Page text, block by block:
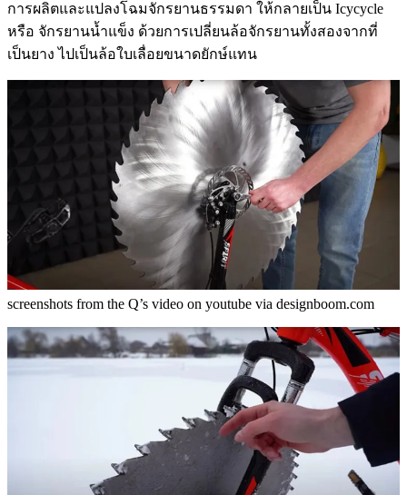
การผลิตและแปลงโฉมจักรยานธรรมดา ให้กลายเป็น Icycycle
หรือ จักรยานน้ำแข็ง ด้วยการเปลี่ยนล้อจักรยานทั้งสองจากที่
เป็นยาง ไปเป็นล้อใบเลื่อยขนาดยักษ์แทน
screenshots from the Q’s video on youtube via designboom.com